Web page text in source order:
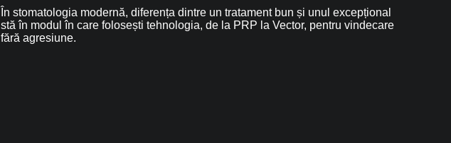
În stomatologia modernă, diferența dintre un tratament bun și unul excepțional
stă în modul în care folosești tehnologia, de la PRP la Vector, pentru vindecare
fără agresiune.